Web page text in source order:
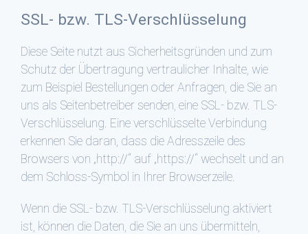
SSL- bzw. TLS-Verschlüsselung
Diese Seite nutzt aus Sicherheitsgründen und zum
Schutz der Übertragung vertraulicher Inhalte, wie
zum Beispiel Bestellungen oder Anfragen, die Sie an
uns als Seitenbetreiber senden, eine SSL- bzw. TLS-
Verschlüsselung. Eine verschlüsselte Verbindung
erkennen Sie daran, dass die Adresszeile des
Browsers von „http://“ auf „https://“ wechselt und an
dem Schloss-Symbol in Ihrer Browserzeile.
Wenn die SSL- bzw. TLS-Verschlüsselung aktiviert
ist, können die Daten, die Sie an uns übermitteln,